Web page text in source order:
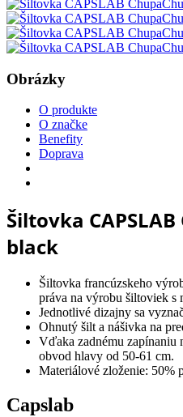
Obrázky
O produkte
O značke
Benefity
Doprava
Šiltovka
black
Šiltovka francúzskeho
práva na výrobu šiltoviek s
Jednotlivé dizajny sa
Ohnutý šilt a nášivka na
Vďaka zadnému
obvod hlavy od 50-61 cm.
Materiálové zloženie: 50%
Capslab